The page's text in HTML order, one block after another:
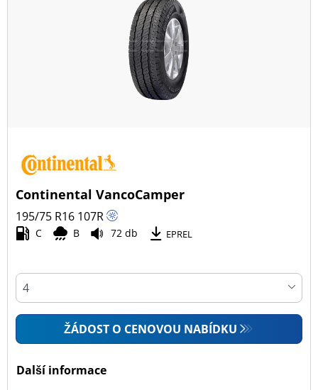
Continental VancoCamper
195/75 R16 107R
C B 72 db EPREL
ŽÁDOST O CENOVOU NABÍDKU
Další informace